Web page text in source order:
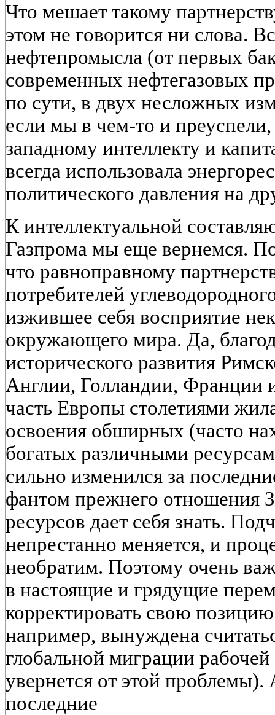
Что мешает такому
этом не говорится ни слова.
нефтепромысла (от первых
современных нефтегазовых
по сути, в двух несложных
если мы в чем-то и преуспели,
западному интеллекту и
всегда использовала
политического давления на
К интеллектуальной
Газпрома мы еще вернемся.
что равноправному
потребителей
изжившее себя восприятие
окружающего мира. Да,
исторического развития
Англии, Голландии, Франции
часть Европы столетиями
освоения обширных (часто
богатых различными
сильно изменился за
фантом прежнего отношения
ресурсов дает себя знать.
непрестанно меняется, и
необратим. Поэтому очень
в настоящие и грядущие
корректировать свою
например, вынуждена
глобальной миграции
увернется от этой
последние